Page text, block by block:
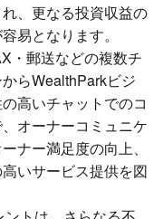
、更なる投資収益の
易となります。
・郵送などの複数チ
らWealthParkビジ
高いチャットでのコ
オーナーコミュニケ
ナー満足度の向上、
いサービス提供を図